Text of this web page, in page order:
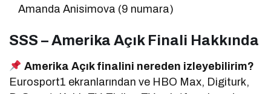
Amanda Anisimova (9 numara)
SSS – Amerika Açık Finali Hakkında
Amerika Açık finalini nereden izleyebilirim?
Eurosport1 ekranlarından ve HBO Max, Digiturk,